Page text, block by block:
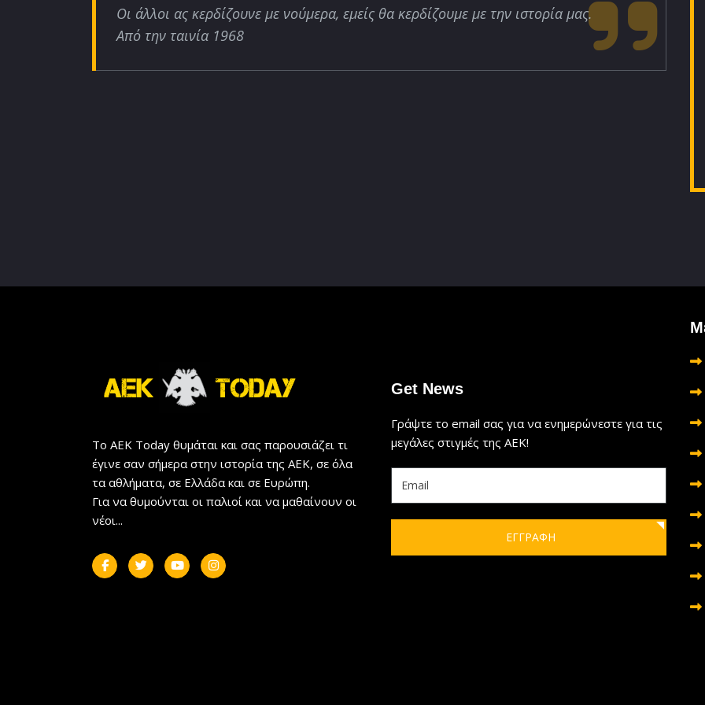
Οι άλλοι ας κερδίζουνε με νούμερα, εμείς θα κερδίζουμε με την ιστορία μας.
Από την ταινία 1968
Το AEK Today θυμάται και σας παρουσιάζει τι
έγινε σαν σήμερα στην ιστορία της ΑΕΚ, σε όλα
τα αθλήματα, σε Ελλάδα και σε Ευρώπη.
Για να θυμούνται οι παλιοί και να μαθαίνουν οι
νέοι...
Get News
Γράψτε το email σας για να ενημερώνεστε για τις
μεγάλες στιγμές της ΑΕΚ!
ΕΓΓΡΑΦΗ